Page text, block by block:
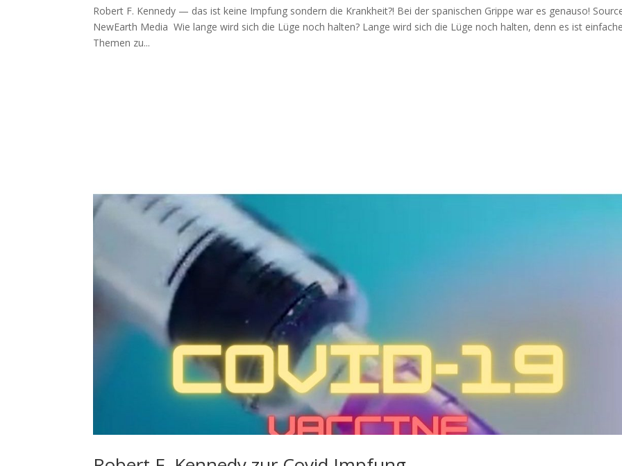
Robert F. Kennedy — das ist keine Impfung sondern die Krankheit?! Bei der spa­ni­schen Grip­pe war es genauso!
NewEarth Media Wie lan­ge wird sich die Lüge noch halten? Lan­ge wird sich die Lüge noch hal­ten, denn es ist
The­men zu...